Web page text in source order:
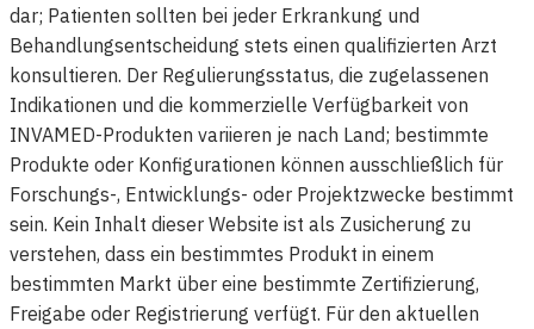
dar; Patienten sollten bei jeder Erkrankung und
Behandlungsentscheidung stets einen qualifizierten Arzt
konsultieren. Der Regulierungsstatus, die zugelassenen
Indikationen und die kommerzielle Verfügbarkeit von
INVAMED-Produkten variieren je nach Land; bestimmte
Produkte oder Konfigurationen können ausschließlich für
Forschungs-, Entwicklungs- oder Projektzwecke bestimmt
sein. Kein Inhalt dieser Website ist als Zusicherung zu
verstehen, dass ein bestimmtes Produkt in einem
bestimmten Markt über eine bestimmte Zertifizierung,
Freigabe oder Registrierung verfügt. Für den aktuellen